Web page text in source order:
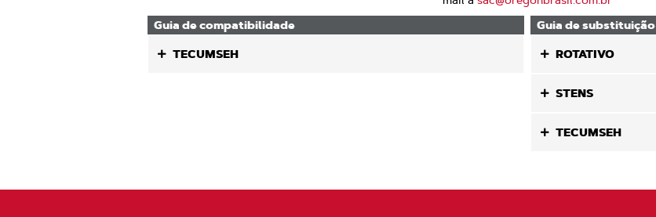
Guia de compatibilidade
TECUMSEH
Guia de substituição
ROTATIVO
STENS
TECUMSEH